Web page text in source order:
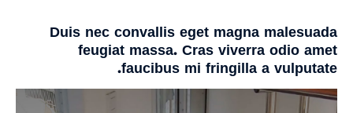
Duis nec convallis eget magna malesuada
feugiat massa. Cras viverra odio amet
faucibus mi fringilla a vulputate.